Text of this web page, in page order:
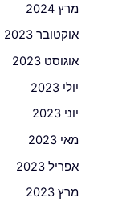
מרץ 2024
אוקטובר 2023
אוגוסט 2023
יולי 2023
יוני 2023
מאי 2023
אפריל 2023
מרץ 2023